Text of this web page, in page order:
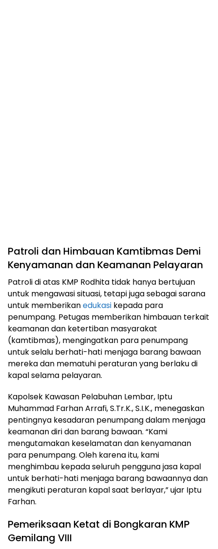
Patroli dan Himbauan Kamtibmas Demi
Kenyamanan dan Keamanan Pelayaran
Patroli di atas KMP Rodhita tidak hanya bertujuan
untuk mengawasi situasi, tetapi juga sebagai sarana
untuk memberikanedukasi kepada para
penumpang. Petugas memberikan himbauan terkait
keamanan dan ketertiban masyarakat
(kamtibmas), mengingatkan para penumpang
untuk selalu berhati-hati menjaga barang bawaan
mereka dan mematuhi peraturan yang berlaku di
kapal selama pelayaran.
Kapolsek Kawasan Pelabuhan Lembar, Iptu
Muhammad Farhan Arrafi, S.Tr.K., S.I.K., menegaskan
pentingnya kesadaran penumpang dalam menjaga
keamanan diri dan barang bawaan. “Kami
mengutamakan keselamatan dan kenyamanan
para penumpang. Oleh karena itu, kami
menghimbau kepada seluruh pengguna jasa kapal
untuk berhati-hati menjaga barang bawaannya dan
mengikuti peraturan kapal saat berlayar,” ujar Iptu
Farhan.
Pemeriksaan Ketat di Bongkaran KMP
Gemilang VIII